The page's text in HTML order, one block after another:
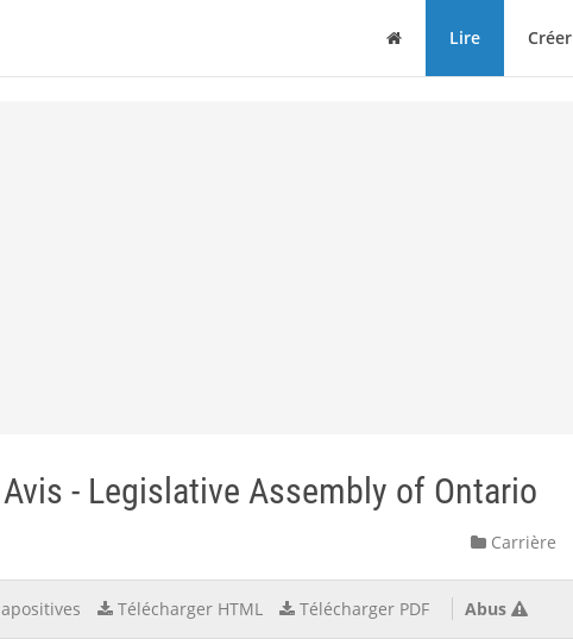
MaisonLire Créer
- Legislative Assembly of Ontario
Carrière
Télécharger HTML Télécharger PDF Abus